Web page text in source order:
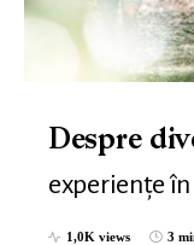
Despre
experiențe
1,0K views 3